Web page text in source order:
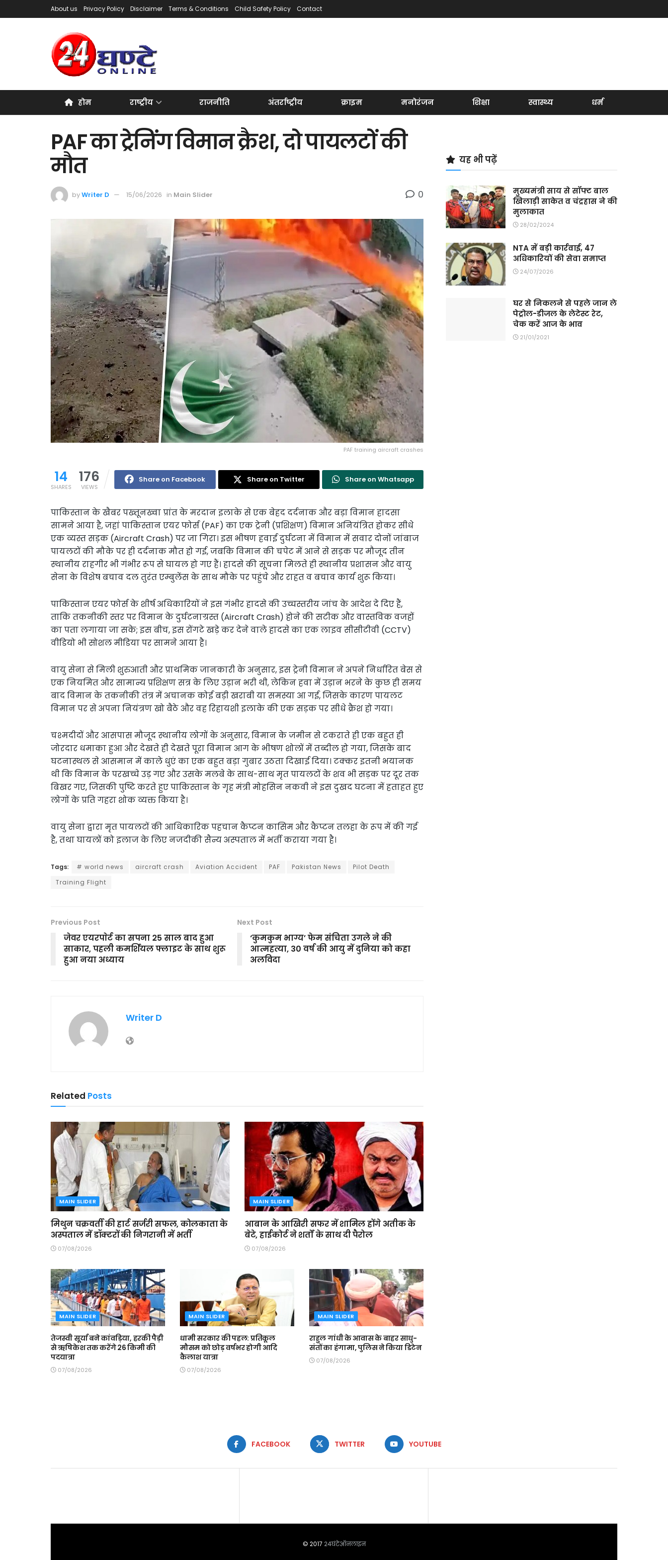
About us Privacy Policy Disclaimer Terms & Conditions Child Safety Policy Contact
होम राष्ट्रीय राजनीति अंतर्राष्ट्रीय क्राइम मनोरंजन शिक्षा स्वास्थ्य धर्म
PAF का ट्रेनिंग विमान क्रैश, दो पायलटों की
मौत
byWriter D 15/06/2026 in Main Slider 0
PAF training aircraft crashes
14
SHARES
176
VIEWS
Share on Facebook Share on Twitter Share on Whatsapp
पाकिस्तान के खैबर पख्तूनख्वा प्रांत के मरदान इलाके से एक बेहद दर्दनाक और बड़ा विमान हादसा
सामने आया है, जहां पाकिस्तान एयर फोर्स (PAF) का एक ट्रेनी (प्रशिक्षण) विमान अनियंत्रित होकर सीधे
एक व्यस्त सड़क (Aircraft Crash) पर जा गिरा। इस भीषण हवाई दुर्घटना में विमान में सवार दोनों जांबाज
पायलटों की मौके पर ही दर्दनाक मौत हो गई, जबकि विमान की चपेट में आने से सड़क पर मौजूद तीन
स्थानीय राहगीर भी गंभीर रूप से घायल हो गए हैं। हादसे की सूचना मिलते ही स्थानीय प्रशासन और वायु
सेना के विशेष बचाव दल तुरंत एम्बुलेंस के साथ मौके पर पहुंचे और राहत व बचाव कार्य शुरू किया।
पाकिस्तान एयर फोर्स के शीर्ष अधिकारियों ने इस गंभीर हादसे की उच्चस्तरीय जांच के आदेश दे दिए हैं,
ताकि तकनीकी स्तर पर विमान के दुर्घटनाग्रस्त (Aircraft Crash) होने की सटीक और वास्तविक वजहों
का पता लगाया जा सके; इस बीच, इस रोंगटे खड़े कर देने वाले हादसे का एक लाइव सीसीटीवी (CCTV)
वीडियो भी सोशल मीडिया पर सामने आया है।
वायु सेना से मिली शुरुआती और प्राथमिक जानकारी के अनुसार, इस ट्रेनी विमान ने अपने निर्धारित बेस से
एक नियमित और सामान्य प्रशिक्षण सत्र के लिए उड़ान भरी थी, लेकिन हवा में उड़ान भरने के कुछ ही समय
बाद विमान के तकनीकी तंत्र में अचानक कोई बड़ी खराबी या समस्या आ गई, जिसके कारण पायलट
विमान पर से अपना नियंत्रण खो बैठे और वह रिहायशी इलाके की एक सड़क पर सीधे क्रैश हो गया।
चश्मदीदों और आसपास मौजूद स्थानीय लोगों के अनुसार, विमान के जमीन से टकराते ही एक बहुत ही
जोरदार धमाका हुआ और देखते ही देखते पूरा विमान आग के भीषण शोलों में तब्दील हो गया, जिसके बाद
घटनास्थल से आसमान में काले धुएं का एक बहुत बड़ा गुबार उठता दिखाई दिया। टक्कर इतनी भयानक
थी कि विमान के परखच्चे उड़ गए और उसके मलबे के साथ-साथ मृत पायलटों के शव भी सड़क पर दूर तक
बिखर गए, जिसकी पुष्टि करते हुए पाकिस्तान के गृह मंत्री मोहसिन नकवी ने इस दुखद घटना में हताहत हुए
लोगों के प्रति गहरा शोक व्यक्त किया है।
वायु सेना द्वारा मृत पायलटों की आधिकारिक पहचान कैप्टन कासिम और कैप्टन तलहा के रूप में की गई
है, तथा घायलों को इलाज के लिए नजदीकी सैन्य अस्पताल में भर्ती कराया गया है।
Tags: # world news aircraft crash Aviation Accident PAF Pakistan News
Pilot Death
Training Flight
Previous Post
जेवर एयरपाेर्ट का सपना 25 साल बाद हुआ
साकार, पहली कमर्शियल फ्लाइट के साथ शुरू
हुआ नया अध्याय
Next Post
‘कुमकुम भाग्य’ फेम संचिता उगले ने की
आत्महत्या, 30 वर्ष की आयु में दुनिया को कहा
अलविदा
Writer D
Related Posts
MAIN SLIDER
मिथुन चक्रवर्ती की हार्ट सर्जरी सफल, कोलकाता के
अस्पताल में डॉक्टरों की निगरानी में भर्ती
07/08/2026
MAIN SLIDER
आबान के आखिरी सफर में शामिल होंगे अतीक के
बेटे, हाईकोर्ट ने शर्तों के साथ दी पैरोल
07/08/2026
MAIN SLIDER
तेजस्वी सूर्या बने कांवड़िया, हरकी पैड़ी
से ऋषिकेश तक करेंगे 26 किमी की
पदयात्रा
07/08/2026
MAIN SLIDER
धामी सरकार की पहल: प्रतिकूल
मौसम को छोड़ वर्षभर होगी आदि
कैलाश यात्रा
07/08/2026
MAIN SLIDER
राहुल गांधी के आवास के बाहर साधु-
संतों का हंगामा, पुलिस ने किया डिटेन
07/08/2026
यह भी पढ़ें
मुख्यमंत्री साय से सॉफ्ट बाल
खिलाड़ी साकेत व चंद्रहास ने की
मुलाकात
28/02/2024
NTA में बड़ी कार्रवाई, 47
अधिकारियों की सेवा समाप्त
24/07/2026
घर से निकलने से पहले जान ले
पेट्रोल-डीजल के लेटेस्ट रेट,
चेक करें आज के भाव
21/01/2021
FACEBOOK TWITTER YOUTUBE
© 2017 24घंटेऑनलाइन